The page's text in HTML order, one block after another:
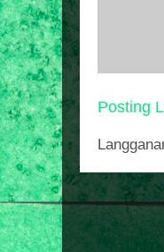
Posting